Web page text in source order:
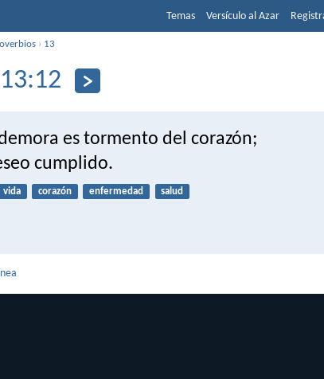
Temas Versículo al Azar
› 13
es tormento del corazón;
cumplido.
vida corazón enfermedad salud